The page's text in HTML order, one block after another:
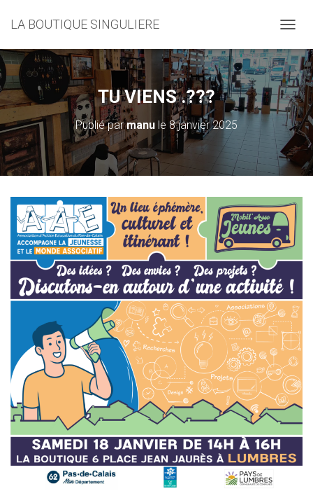
LA BOUTIQUE SINGULIERE
É
P
L
I
E
R
L
A
N
I
G
A
T
I
O
TU VIENS .???
Publié parmanu le 8 janvier 2025